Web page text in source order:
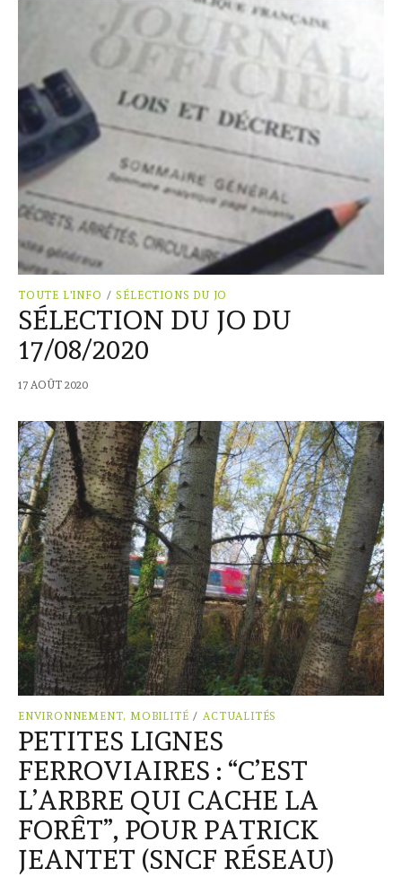
TOUTE L'INFO / SÉLECTIONS DU JO
SÉLECTION DU JO DU
17/08/2020
17 AOÛT 2020
ENVIRONNEMENT, MOBILITÉ / ACTUALITÉS
PETITES LIGNES
FERROVIAIRES : “C’EST
L’ARBRE QUI CACHE LA
FORÊT”, POUR PATRICK
JEANTET (SNCF RÉSEAU)